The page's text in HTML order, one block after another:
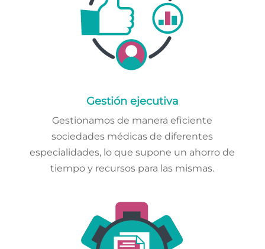
Gestión ejecutiva
Gestionamos de manera eficiente
sociedades médicas de diferentes
especialidades, lo que supone un ahorro de
tiempo y recursos para las mismas.